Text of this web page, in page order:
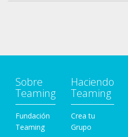
Sobre
Teaming
Fundación
Teaming
Haciendo
Teaming
Crea tu
Grupo